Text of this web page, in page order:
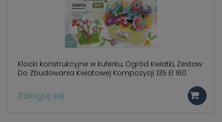
Klocki konstrukcyjne w kuferku, Ogród Kwiatki, Zestaw
Do Zbudowania Kwiatowej Kompozycji 135 El 160
Zaloguj się